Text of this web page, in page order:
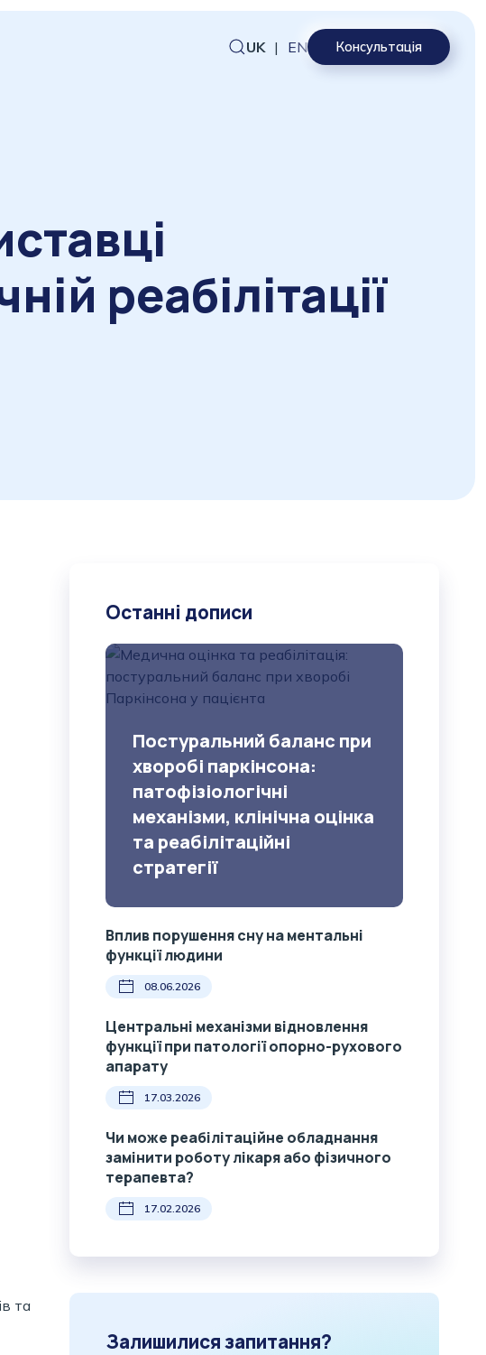
UK | EN Консультація
реабілітації
та
Останні дописи
Постуральний баланс при
хворобі паркінсона:
патофізіологічні
механізми, клінічна оцінка
та реабілітаційні
стратегії
Вплив порушення сну на ментальні
функції людини
08.06.2026
Центральні механізми відновлення
функції при патології опорно-рухового
апарату
17.03.2026
Чи може реабілітаційне обладнання
замінити роботу лікаря або фізичного
терапевта?
17.02.2026
Залишилися запитання?